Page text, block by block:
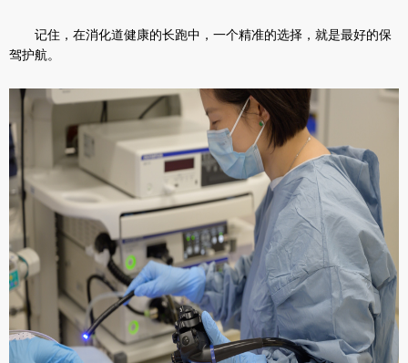
记住，在消化道健康的长跑中，一个精准的选择，就是最好的保
驾护航。